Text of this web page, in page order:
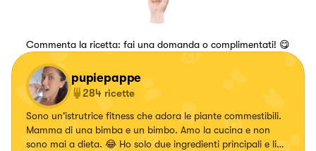
Commenta la ricetta: fai una domanda o complimentati! 😋
pupiepappe
284 ricette
Sono un'istrutrice fitness che adora le piante commestibili.
Mamma di una bimba e un bimbo. Amo la cucina e non
sono mai a dieta. 😂 Ho solo due ingredienti principali e li